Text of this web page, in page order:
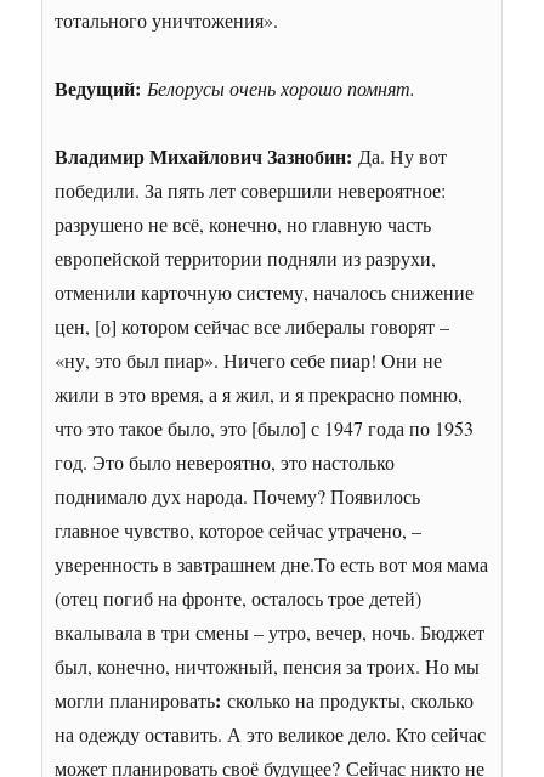
тотального уничтожения».
Ведущий:Белорусы очень хорошо помнят.
Владимир Михайлович Зазнобин:Да. Ну вот
победили. За пять лет совершили невероятное:
разрушено не всё, конечно, но главную часть
европейской территории подняли из разрухи,
отменили карточную систему, началось снижение
цен, [о] котором сейчас все либералы говорят –
«ну, это был пиар». Ничего себе пиар! Они не
жили в это время, а я жил, и я прекрасно помню,
что это такое было, это [было] с 1947 года по 1953
год. Это было невероятно, это настолько
поднимало дух народа. Почему? Появилось
главное чувство, которое сейчас утрачено, –
уверенность в завтрашнем дне.То есть вот моя мама
(отец погиб на фронте, осталось трое детей)
вкалывала в три смены – утро, вечер, ночь. Бюджет
был, конечно, ничтожный, пенсия за троих. Но мы
могли планировать:сколько на продукты, сколько
на одежду оставить. А это великое дело. Кто сейчас
может планировать своё будущее? Сейчас никто не